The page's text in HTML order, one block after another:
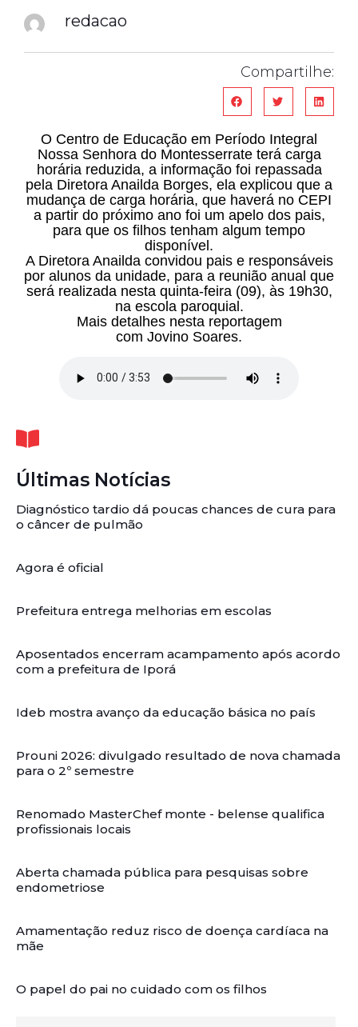
redacao
Compartilhe:
O Centro de Educação em Período Integral
Nossa Senhora do Montesserrate terá carga
horária reduzida, a informação foi repassada
pela Diretora Anailda Borges, ela explicou que a
mudança de carga horária, que haverá no CEPI
a partir do próximo ano foi um apelo dos pais,
para que os filhos tenham algum tempo
disponível.
A Diretora Anailda convidou pais e responsáveis
por alunos da unidade, para a reunião anual que
será realizada nesta quinta-feira (09), às 19h30,
na escola paroquial.
Mais detalhes nesta reportagem
com Jovino Soares.
Últimas Notícias
Diagnóstico tardio dá poucas chances de cura para
o câncer de pulmão
Agora é oficial
Prefeitura entrega melhorias em escolas
Aposentados encerram acampamento após acordo
com a prefeitura de Iporá
Ideb mostra avanço da educação básica no país
Prouni 2026: divulgado resultado de nova chamada
para o 2º semestre
Renomado MasterChef monte - belense qualifica
profissionais locais
Aberta chamada pública para pesquisas sobre
endometriose
Amamentação reduz risco de doença cardíaca na
mãe
O papel do pai no cuidado com os filhos